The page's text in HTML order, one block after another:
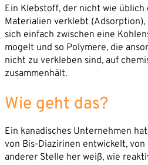
Ein Klebstoff, der nicht wie
Materialien verklebt
sich einfach zwischen eine
mogelt und so Polymere, die
nicht zu verkleben sind, auf
zusammenhält.
Wie geht das?
Ein kanadisches Unternehmen
von Bis-Diazirinen entwickelt, von
anderer Stelle her weiß, wie